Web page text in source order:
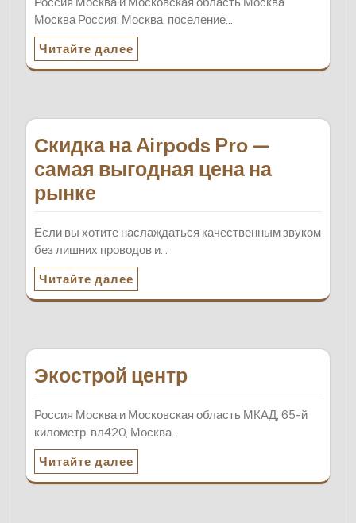
Москва Россия, Москва, поселение…
Читайте далее
Скидка на Airpods Pro —
самая выгодная цена на
рынке
Если вы хотите наслаждаться качественным звуком
без лишних проводов и…
Читайте далее
Экострой центр
Россия Москва и Московская область МКАД, 65-й
километр, вл420, Москва…
Читайте далее